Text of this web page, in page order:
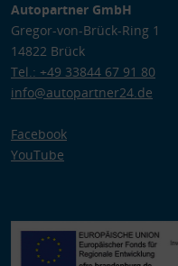
Autopartner GmbH
Gregor-von-Brück-Ring 1
14822 Brück
Tel.: +49 33844 67 91 80
info@autopartner24.de
Facebook
YouTube